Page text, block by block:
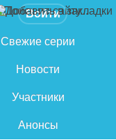
Войти
Свежие серии
Новости
Участники
Анонсы